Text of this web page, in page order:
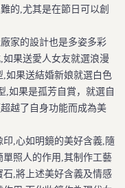
的,尤其是在節日可以創
家的設計也是多姿多彩
果送愛人女友就選浪漫
如果送結婚新娘就選白色
,如果是孤芳自賞，就選自
越了自身功能而成為美
,心如明鏡的美好含義,隨
照人的作用,其制作工藝
,將上述美好含義及情感